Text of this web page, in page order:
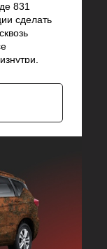
831
сделать
высокой
течет.
нужна
двери,
то